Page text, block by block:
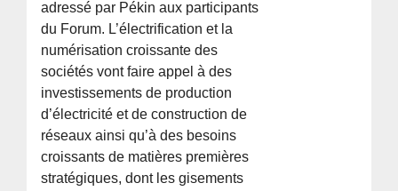
adressé par Pékin aux participants
du Forum. L’électrification et la
numérisation croissante des
sociétés vont faire appel à des
investissements de production
d’électricité et de construction de
réseaux ainsi qu’à des besoins
croissants de matières premières
stratégiques, dont les gisements